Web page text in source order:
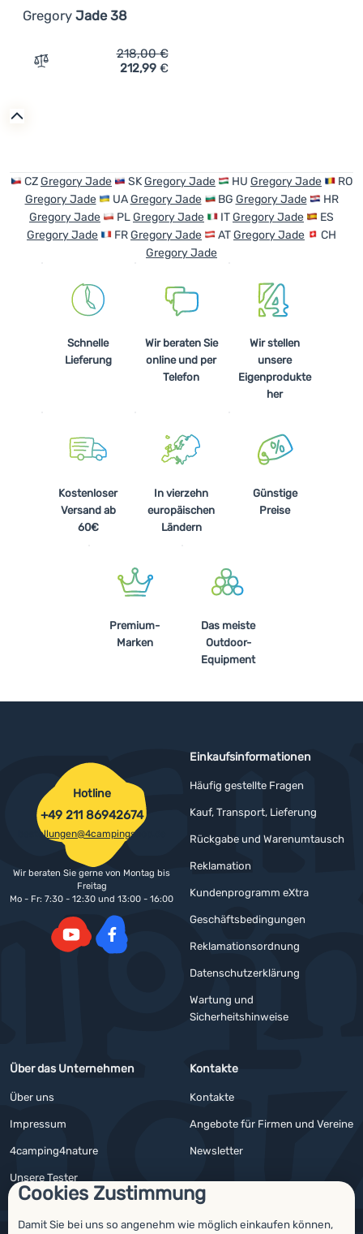
Cookies Zustimmung
Damit Sie bei uns so angenehm wie möglich einkaufen können,
Gregory Jade 38
Zum Vergleich 'Damenrucksack Gregory Jade 38'
218,00€
212,99 €
CZGregory Jade SKGregory Jade HU Gregory Jade
RO
Gregory Jade
UAGregory Jade BG Gregory Jade
HR
Gregory Jade
PLGregory Jade ITGregory Jade
ES
Gregory Jade
FRGregory Jade ATGregory Jade
CH
Gregory Jade
Schnelle
Lieferung
Wir beraten Sie
online und per
Telefon
Wir stellen
unsere
Eigenprodukte
her
Kostenloser
Versand ab
60€
In vierzehn
europäischen
Ländern
Günstige
Preise
Premium-
Marken
Das meiste
Outdoor-
Equipment
Einkaufsinformationen
Häufig gestellte Fragen
Kauf, Transport, Lieferung
Rückgabe und Warenumtausch
Reklamation
Kundenprogramm eXtra
Geschäftsbedingungen
Reklamationsordnung
Datenschutzerklärung
Wartung und
Sicherheitshinweise
Über das Unternehmen
Über uns
Impressum
4camping4nature
Unsere Tester
Kontakte
Kontakte
Angebote für Firmen und Vereine
Newsletter
Hotline
+49 211 86942674
bestellungen@4campingshop.de
Wir beraten Sie gerne von Montag bis
Freitag
Mo - Fr: 7:30 - 12:30 und 13:00 - 16:00